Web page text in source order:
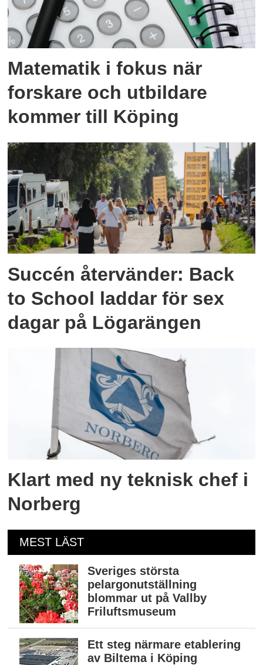
Matematik i fokus när
forskare och utbildare
kommer till Köping
Succén återvänder: Back
to School laddar för sex
dagar på Lögarängen
Klart med ny teknisk chef i
Norberg
MEST LÄST
Sveriges största
pelargonutställning
blommar ut på Vallby
Friluftsmuseum
Ett steg närmare etablering
av Biltema i Köping